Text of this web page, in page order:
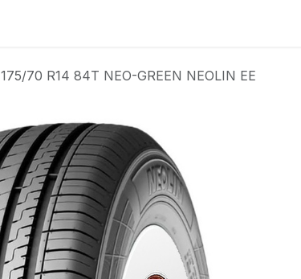
175/70 R14 84T NEO-GREEN NEOLIN EE